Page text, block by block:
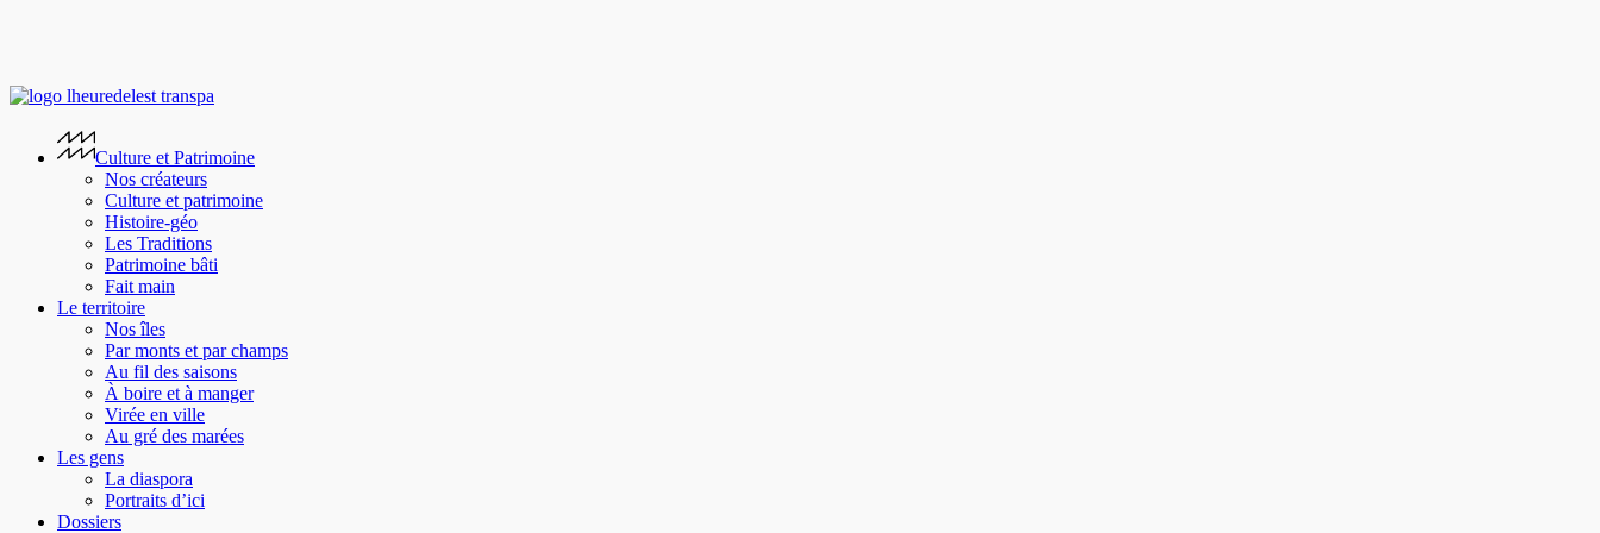
content
Culture et Patrimoine
Nos créateurs
Culture et patrimoine
Histoire-géo
Les Traditions
Patrimoine bâti
Fait main
Le territoire
Nos îles
Par monts et par champs
Au fil des saisons
À boire et à manger
Virée en ville
Au gré des marées
Les gens
La diaspora
Portraits d’ici
Dossiers